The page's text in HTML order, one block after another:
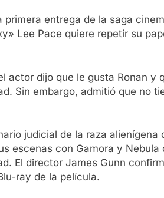
te lleva a lugares paranormales
Artificial deepfake de Samsung
entrega de la saga
Lee Pace quiere repetir su
actor dijo que le gusta Ronan y
Sin embargo, admitió que no
judicial de la raza alienígena
escenas con Gamora y Nebula
El director James Gunn
ray de la película.